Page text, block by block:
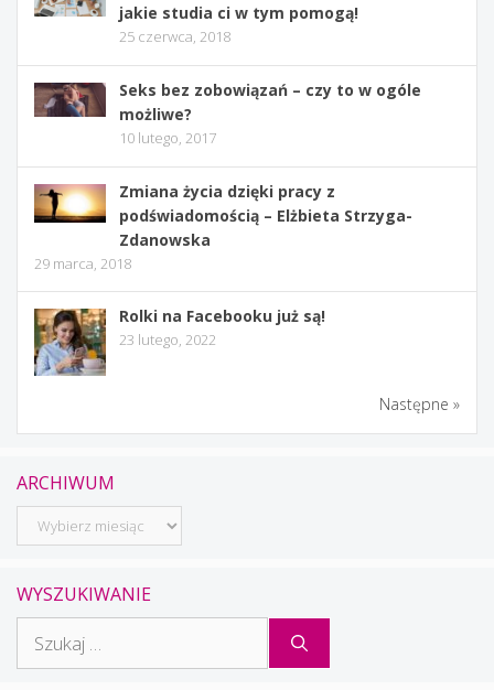
jakie studia ci w tym pomogą!
25 czerwca, 2018
Seks bez zobowiązań – czy to w ogóle
możliwe?
10 lutego, 2017
Zmiana życia dzięki pracy z
podświadomością – Elżbieta Strzyga-
Zdanowska
29 marca, 2018
Rolki na Facebooku już są!
23 lutego, 2022
Następne »
ARCHIWUM
Archiwum
WYSZUKIWANIE